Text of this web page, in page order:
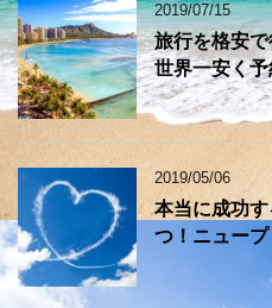
2019/07/15
旅行を格安
世界一安く
2019/05/06
本当に成功
つ！ニュー